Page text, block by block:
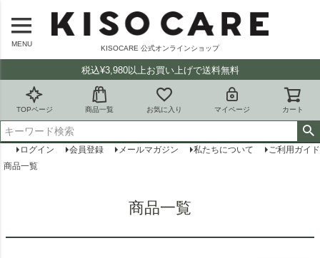
MENU
KISOCARE 公式オンラインショップ
税込¥3,980以上お買い上げで送料無料
TOPページ 商品一覧 お気に入り マイページ カート
ログイン 会員登録 メールマガジン 私たちについて
ご利用ガイド
商品一覧
商品一覧
予約商品
予約商品のみを表示
並び順
新着順
登録順
価格が安い順
キーワードヒット順
検索